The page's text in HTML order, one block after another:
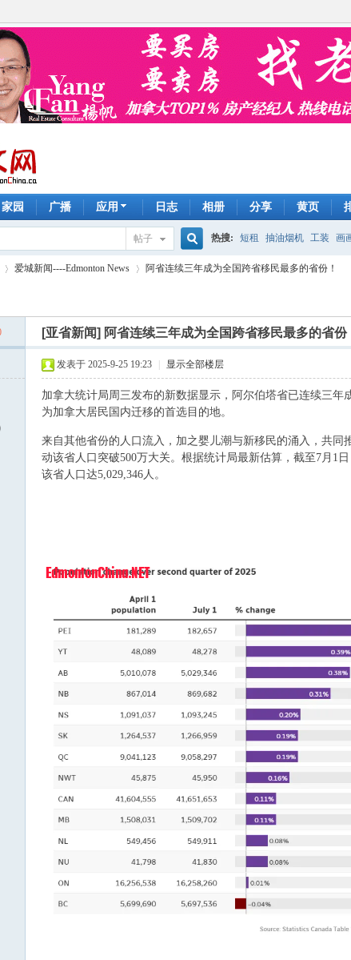
家园 广播 应用 日志 相册 分享 黄页
帖子
搜
索
热搜: 短租 抽油烟机 工装 画
手工皂 遮光 帐篷 床头柜
爱城新闻----Edmonton News
›
阿省连续三年成为全国跨省移民最多的省份！
[亚省新闻] 阿省连续三年成为全国跨省移民最多的省份
发表于 2025-9-25 19:23 显示全部楼层
加拿大统计局周三发布的新数据显示，阿尔伯塔省已连续三年
为加拿大居民国内迁移的首选目的地。
来自其他省份的人口流入，加之婴儿潮与新移民的涌入，共同
动该省人口突破500万大关。根据统计局最新估算，截至7月1日
该省人口达5,029,346人。